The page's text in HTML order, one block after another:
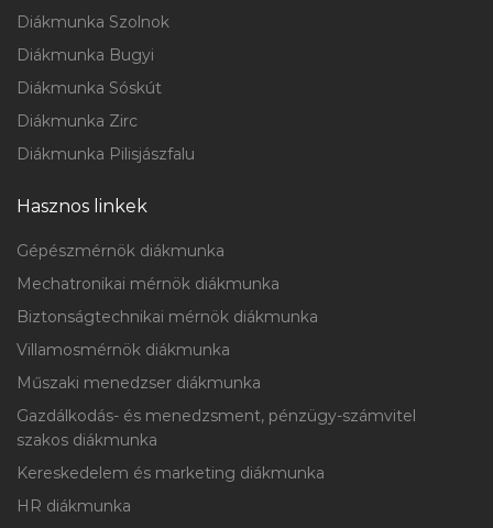
Diákmunka Szolnok
Diákmunka Bugyi
Diákmunka Sóskút
Diákmunka Zirc
Diákmunka Pilisjászfalu
Hasznos linkek
Gépészmérnök diákmunka
Mechatronikai mérnök diákmunka
Biztonságtechnikai mérnök diákmunka
Villamosmérnök diákmunka
Műszaki menedzser diákmunka
Gazdálkodás- és menedzsment, pénzügy-számvitel
szakos diákmunka
Kereskedelem és marketing diákmunka
HR diákmunka